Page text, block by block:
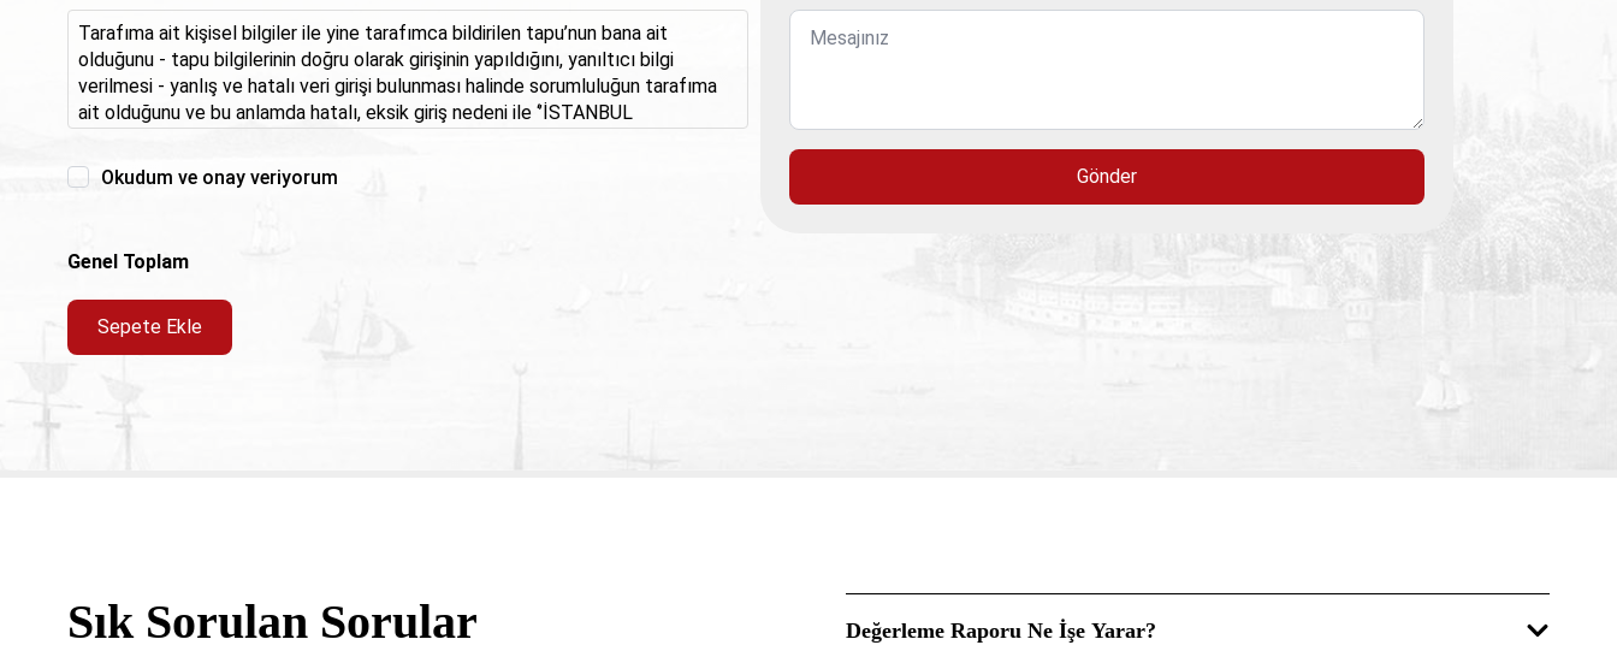
Tarafıma ait kişisel bilgiler ile yine tarafımca bildirilen tapu’nun bana ait
olduğunu - tapu bilgilerinin doğru olarak girişinin yapıldığını, yanıltıcı bilgi
verilmesi - yanlış ve hatalı veri girişi bulunması halinde sorumluluğun tarafıma
ait olduğunu ve bu anlamda hatalı, eksik giriş nedeni ile ‘’İSTANBUL
sorumlu tutulacağımı kabul ediyorum.
usulüne uygun olarak aydınlatıldım. Bu kapsamda ‘’İSTANBUL GAYRİMENKUL
DEĞERLEME VE DANIŞMANLIK A.Ş.’’nin veri işleyen sıfatı ile yapılacak iş
bakımından verilerimi işleyip, usulüne uygun şekilde muhafaza etmesine ve
gerektiğinde kamu kurumları ile paylaşmasına muvafakat ediyorum.
Lütfen yukarıdaki yazıyı okumadan onay kutusuna tıklamayınız. Onay vermeniz
halinde hatalı ve eksik bilgi girişi nedeni ile ‘’İSTANBUL GAYRİMENKUL
Okudum ve onay veriyorum
Genel Toplam
Sepete Ekle
Mesaj
Gönder
Sık Sorulan Sorular Değerleme Raporu Ne İşe Yarar?